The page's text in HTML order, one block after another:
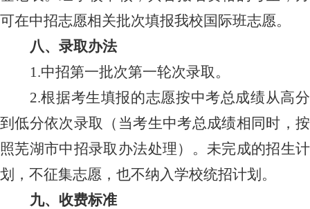
可在中招志愿相关批次填报我校国际班志愿。
八、录取办法
1.中招第一批次第一轮次录取。
2.根据考生填报的志愿按中考总成绩从高分
到低分依次录取（当考生中考总成绩相同时，按
照芜湖市中招录取办法处理）。未完成的招生计
划，不征集志愿，也不纳入学校统招计划。
九、收费标准